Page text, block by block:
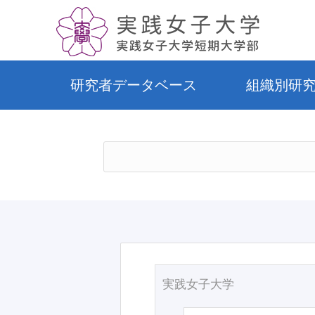
研究者データベース 組織別研
実践女子大学